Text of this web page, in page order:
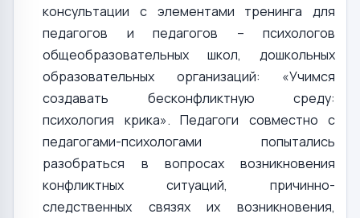
консультации с элементами тренинга для
педагогов и педагогов – психологов
общеобразовательных школ, дошкольных
образовательных организаций: «Учимся
создавать бесконфликтную среду:
психология крика». Педагоги совместно с
педагогами-психологами попытались
разобраться в вопросах возникновения
конфликтных ситуаций, причинно-
следственных связях их возникновения,